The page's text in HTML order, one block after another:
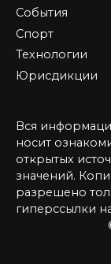
События
Спорт
Технологии
Юрисдикции
Вся
носит
открытых
значений.
разрешено
гиперссылки